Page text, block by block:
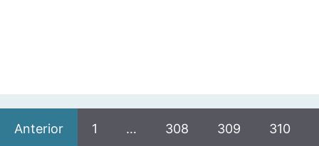
Anterior 1 … 308 309 310